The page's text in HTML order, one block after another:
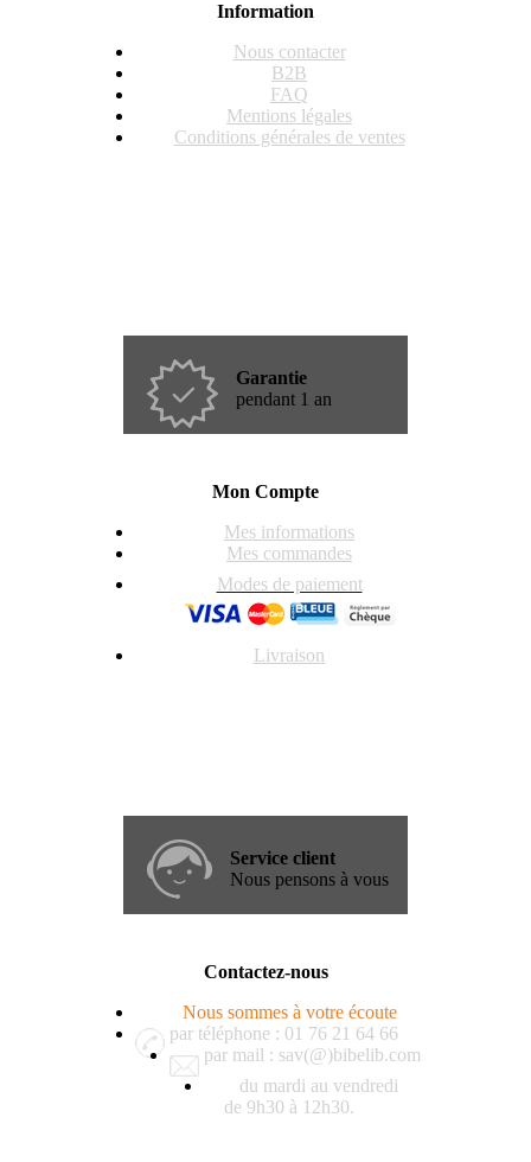
Information
Nous contacter
B2B
FAQ
Mentions légales
Conditions générales de ventes
Garantie
pendant 1 an
Mon Compte
Mes informations
Mes commandes
Modes de paiement
Livraison
Service client
Nous pensons à vous
Contactez-nous
Nous sommes à votre écoute
par téléphone : 01 76 21 64 66
par mail : sav(@)bibelib.com
du mardi au vendredi
de 9h30 à 12h30.